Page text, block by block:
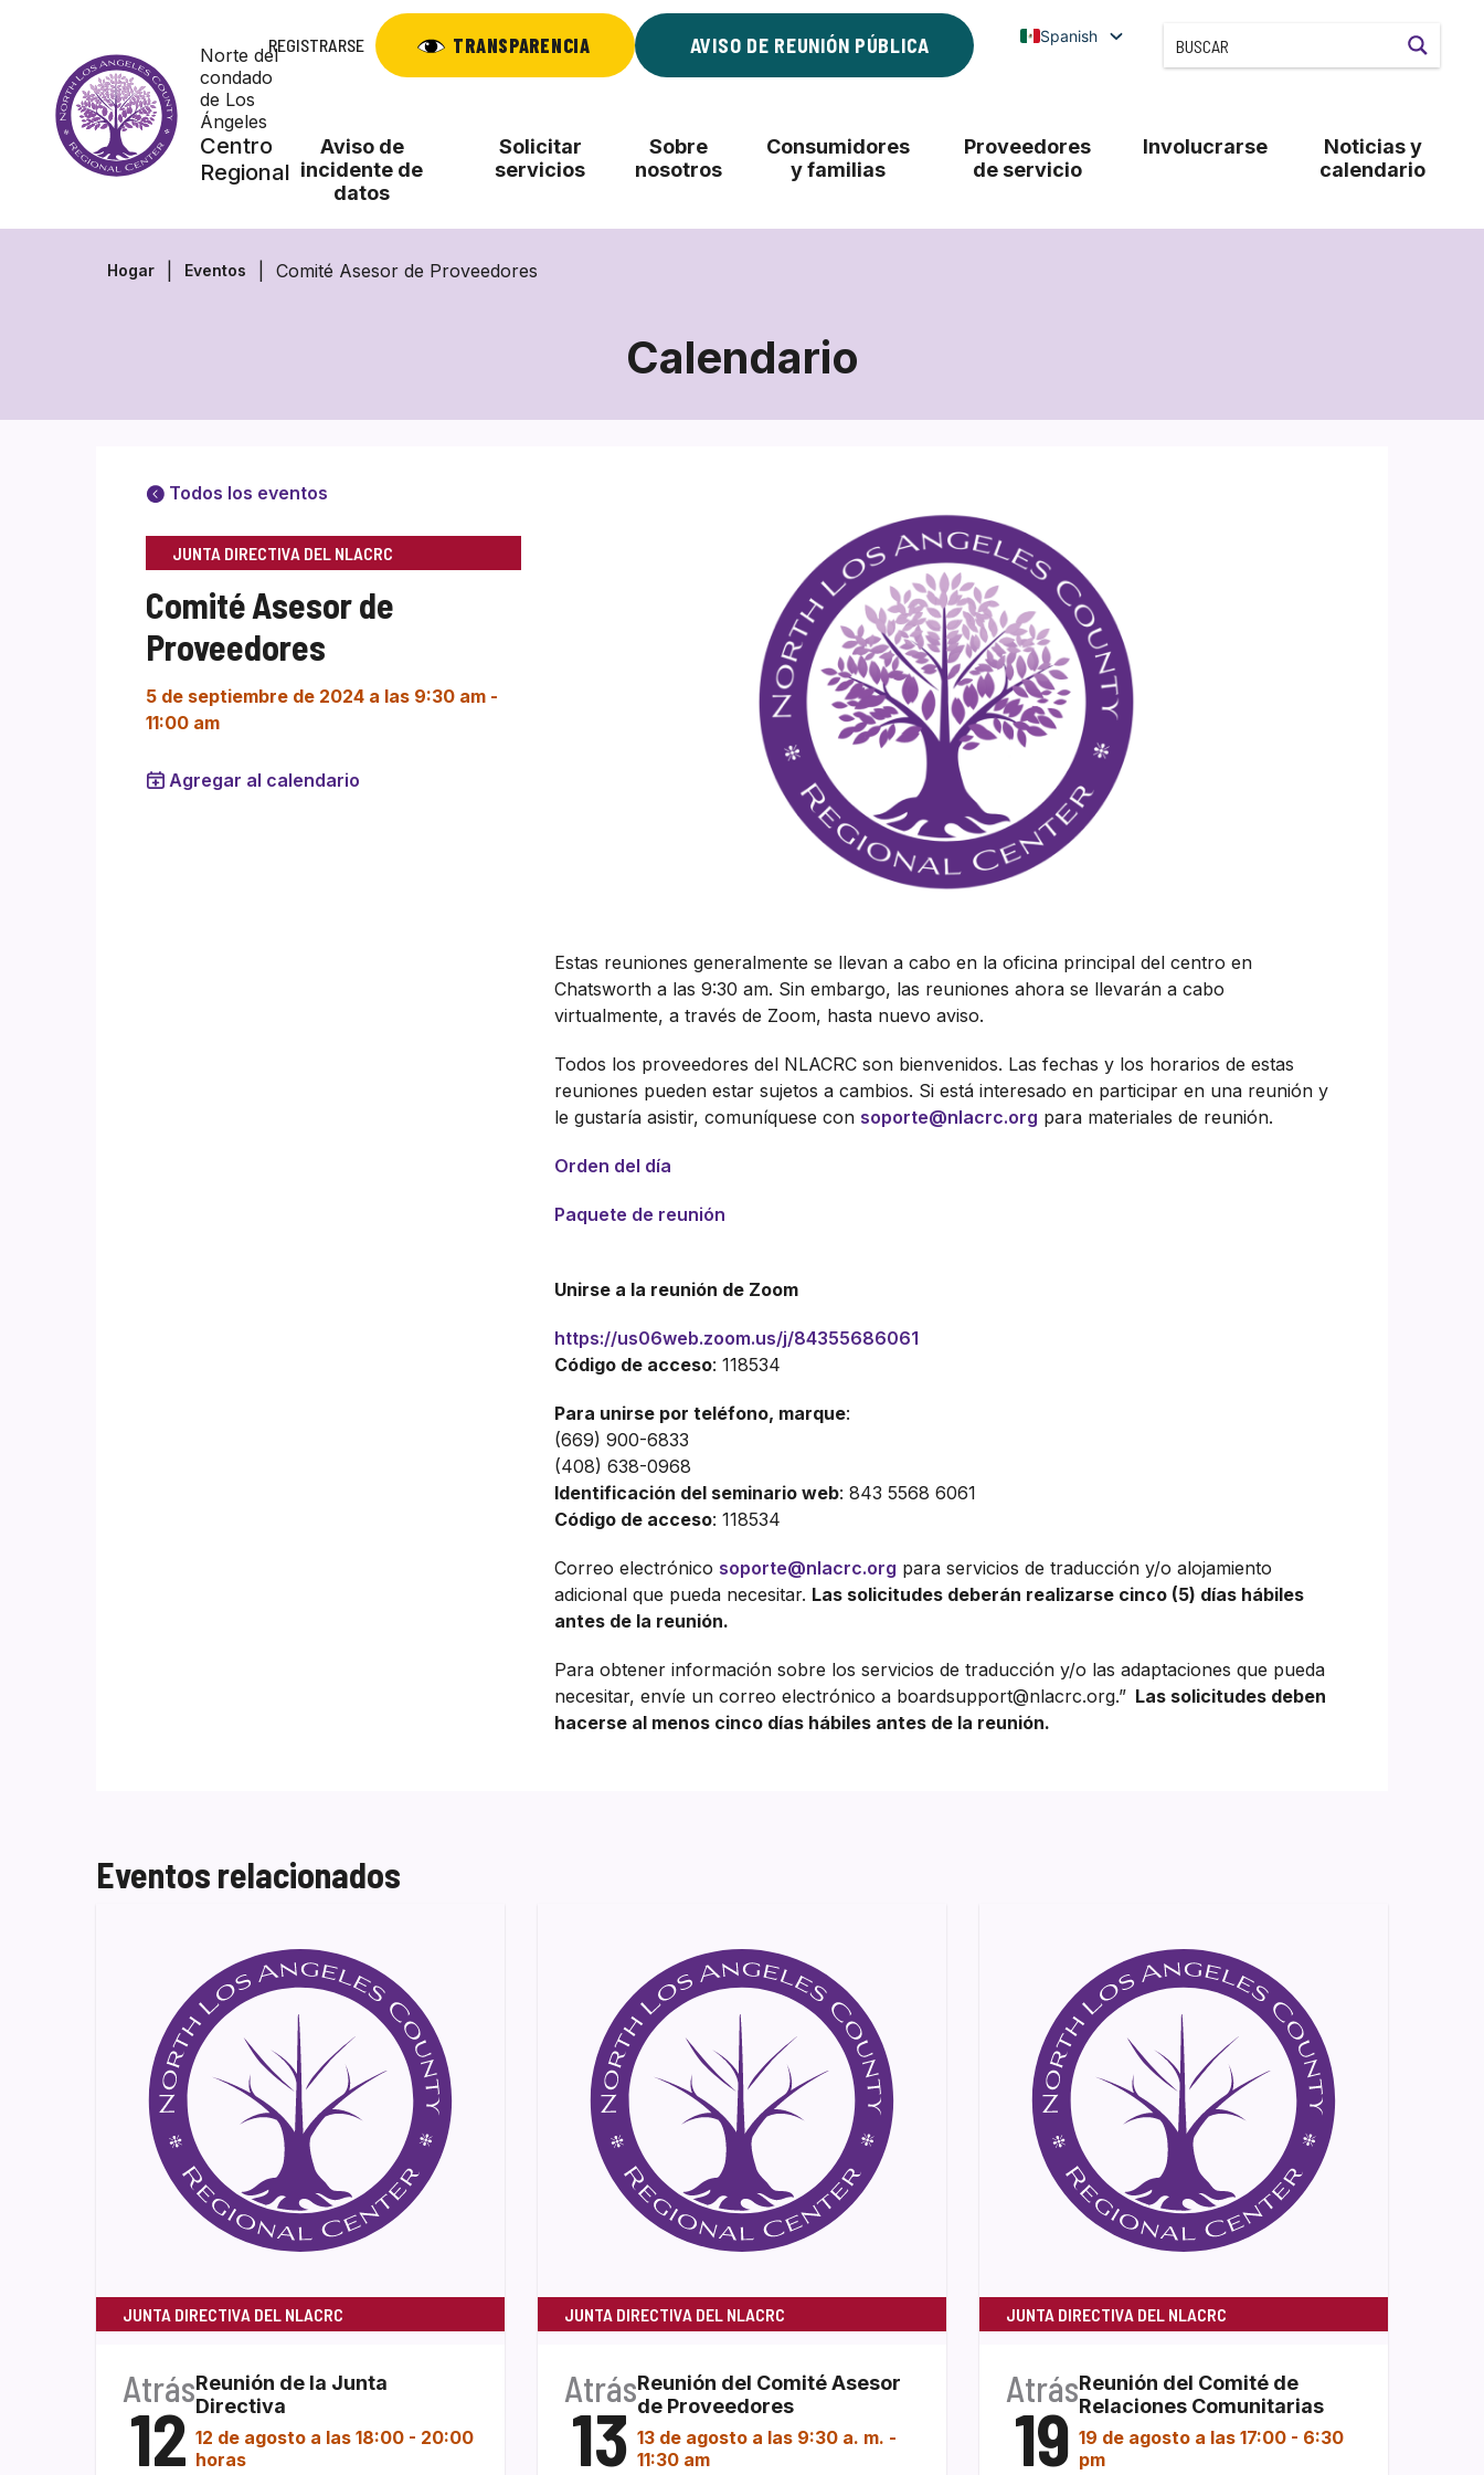
contenido
Norte del
condado
de Los
Ángeles
Centro
Regional
REGISTRARSE TRANSPARENCIA AVISO DE REUNIÓN PÚBLICA Spanish
Aviso de
incidente de
datos
Solicitar
servicios
Sobre
nosotros
Consumidores
y familias
Proveedores
de servicio
Involucrarse
Noticias y
calendario
Hogar Eventos Comité Asesor de Proveedores
Calendario
Todos los eventos
JUNTA DIRECTIVA DEL NLACRC
Comité Asesor de
Proveedores
5 de septiembre de 2024 a las 9:30 am -
11:00 am
Agregar al calendario
Estas reuniones generalmente se llevan a cabo en la oficina principal del centro en
Chatsworth a las 9:30 am. Sin embargo, las reuniones ahora se llevarán a cabo
virtualmente, a través de Zoom, hasta nuevo aviso.
Todos los proveedores del NLACRC son bienvenidos. Las fechas y los horarios de estas
reuniones pueden estar sujetos a cambios. Si está interesado en participar en una reunión y
le gustaría asistir, comuníquese con soporte@nlacrc.org para materiales de reunión.
Orden del día
Paquete de reunión
Unirse a la reunión de Zoom
https://us06web.zoom.us/j/84355686061
Código de acceso: 118534
Para unirse por teléfono, marque:
(669) 900-6833
(408) 638-0968
Identificación del seminario web: 843 5568 6061
Código de acceso: 118534
Correo electrónico soporte@nlacrc.org para servicios de traducción y/o alojamiento
adicional que pueda necesitar. Las solicitudes deberán realizarse cinco (5) días hábiles
antes de la reunión.
Para obtener información sobre los servicios de traducción y/o las adaptaciones que pueda
necesitar, envíe un correo electrónico a boardsupport@nlacrc.org.” Las solicitudes deben
hacerse al menos cinco días hábiles antes de la reunión.
Eventos relacionados
JUNTA DIRECTIVA DEL NLACRC
Atrás
12
Reunión de la Junta
Directiva
12 de agosto a las 18:00 - 20:00
horas
JUNTA DIRECTIVA DEL NLACRC
Atrás
13
Reunión del Comité Asesor
de Proveedores
13 de agosto a las 9:30 a. m. -
11:30 am
JUNTA DIRECTIVA DEL NLACRC
Atrás
19
Reunión del Comité de
Relaciones Comunitarias
19 de agosto a las 17:00 - 6:30
pm